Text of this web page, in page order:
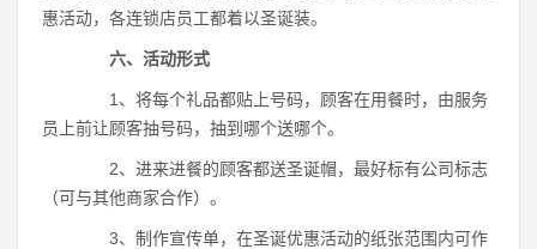
惠活动，各连锁店员工都着以圣诞装。
六、活动形式
1、将每个礼品都贴上号码，顾客在用餐时，由服务
员上前让顾客抽号码，抽到哪个送哪个。
2、进来进餐的顾客都送圣诞帽，最好标有公司标志
（可与其他商家合作）。
3、制作宣传单，在圣诞优惠活动的纸张范围内可作